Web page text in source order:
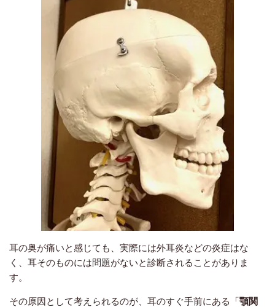
耳の奥が痛いと感じても、実際には外耳炎などの炎症はな
く、耳そのものには問題がないと診断されることがありま
す。
その原因として考えられるのが、耳のすぐ手前にある「顎関